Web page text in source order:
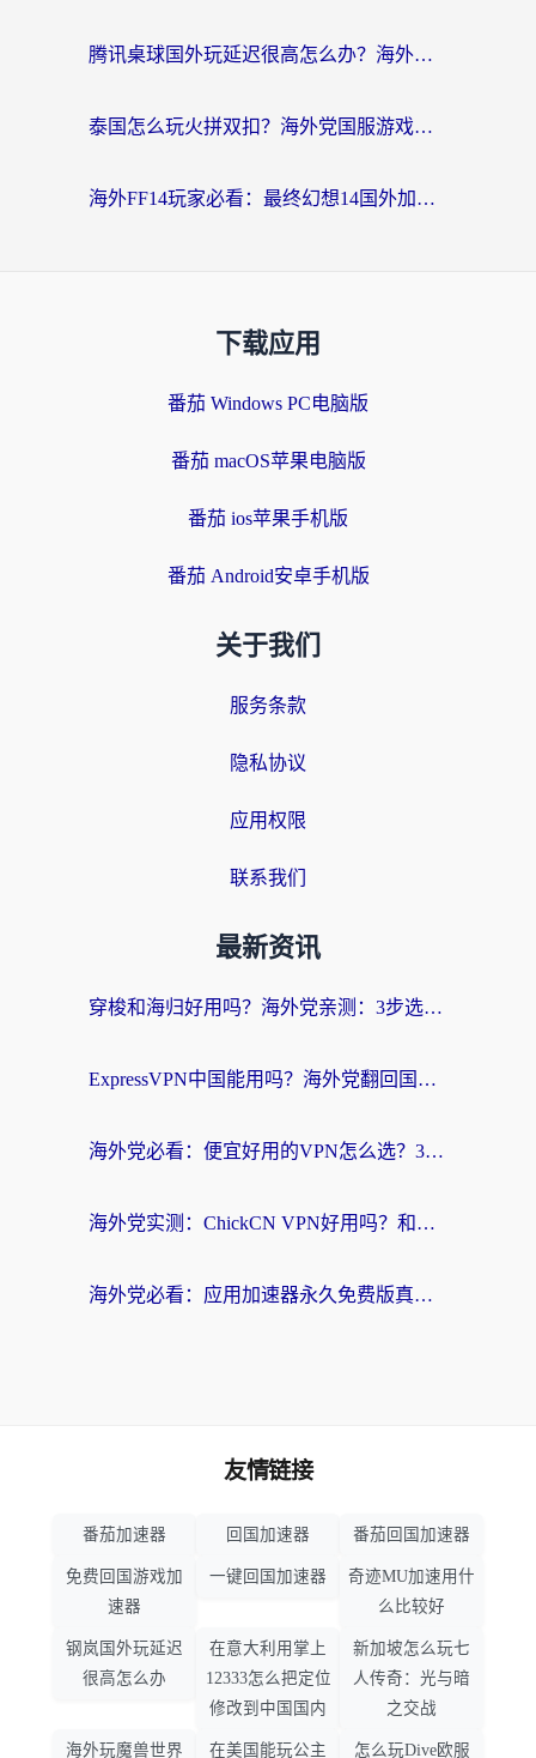
腾讯桌球国外玩延迟很高怎么办？海外党亲测有效的国服游戏加速指南
泰国怎么玩火拼双扣？海外党国服游戏加速终极指南（附暗区突围植物大战僵尸实测）
海外FF14玩家必看：最终幻想14国外加速器下载安装全攻略+卡顿解决秘籍
下载应用
番茄 Windows PC电脑版
番茄 macOS苹果电脑版
番茄 ios苹果手机版
番茄 Android安卓手机版
关于我们
服务条款
隐私协议
应用权限
联系我们
最新资讯
穿梭和海归好用吗？海外党亲测：3步选对回国加速器，无缝刷国内剧玩手游
ExpressVPN中国能用吗？海外党翻回国内的加速器选择指南（附番茄加速器实测）
海外党必看：便宜好用的VPN怎么选？3步解决回国访问难题+Steam改区技巧
海外党实测：ChickCN VPN好用吗？和OurPlay VPN对比哪个回国效果更好？附避坑指南
海外党必看：应用加速器永久免费版真的靠谱吗？教你选对回国加速器无缝刷国内资源
友情链接
番茄加速器 回国加速器 番茄回国加速器
免费回国游戏加
速器
一键回国加速器
奇迹MU加速用什
么比较好
钢岚国外玩延迟
很高怎么办
在意大利用掌上
12333怎么把定位
修改到中国国内
新加坡怎么玩七
人传奇：光与暗
之交战
海外玩魔兽世界 在美国能玩公主 怎么玩Dive欧服